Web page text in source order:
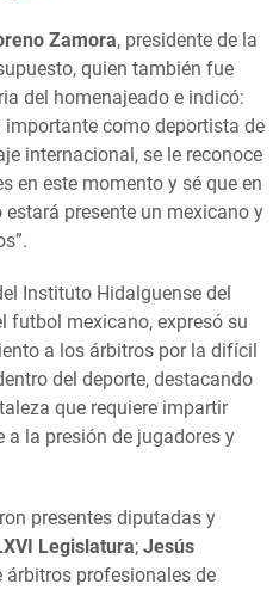
Zamora, presidente de la
quien también fue
del homenajeado e indicó:
importante como deportista de
internacional, se le reconoce
en este momento y sé que en
presente un mexicano y
Instituto Hidalguense del
futbol mexicano, expresó su
a los árbitros por la difícil
del deporte, destacando
que requiere impartir
la presión de jugadores y
presentes diputadas y
Legislatura; Jesús
árbitros profesionales de